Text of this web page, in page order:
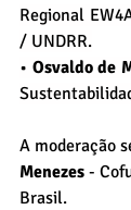
Regional
/ UNDRR.
• Osvaldo de
A moderação
Menezes -
Brasil.